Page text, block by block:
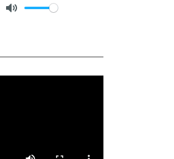
T